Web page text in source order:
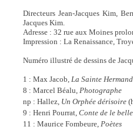
Directeurs Jean-Jacques Kim,
Jacques Kim.
Adresse : 32 rue aux Moines
Impression : La Renaissance,
Numéro illustré de dessins de
1 : Max Jacob,La Sainte
8 : Marcel Béalu, Photographe
np : Hallez, Un Orphée dérisoire
9 : Henri Pourrat,Conte de le
11 : Maurice Fombeure, Poètes